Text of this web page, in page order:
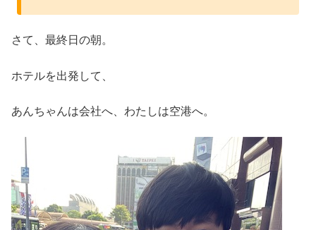
さて、最終日の朝。
ホテルを出発して、
あんちゃんは会社へ、わたしは空港へ。